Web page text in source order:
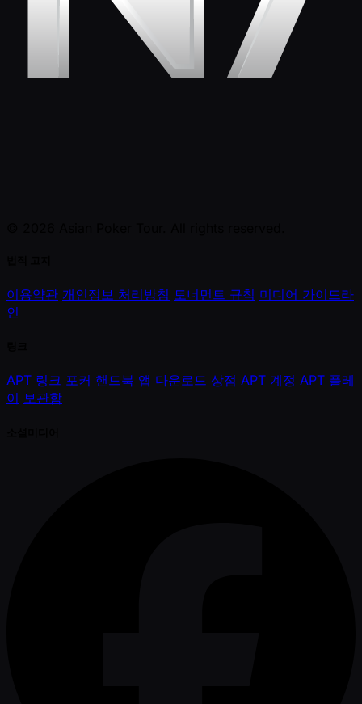
이용약관 개인정보 처리방침 토너먼트 규칙 미디어 가이드라
인
APT 링크 포커 핸드북 앱 다운로드 상점 APT 계정 APT 플레
이 보관함